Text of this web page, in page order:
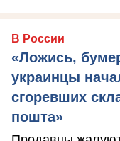
В России
«Ложись,
украинцы
сгоревших
пошта»